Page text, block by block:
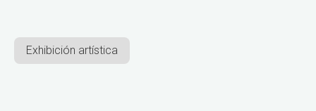
Exhibición artística